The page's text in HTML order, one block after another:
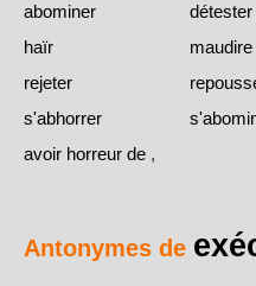
abominer
détester
haïr
maudire
rejeter
s'abhorrer
avoir horreur de ,
Antonymes de